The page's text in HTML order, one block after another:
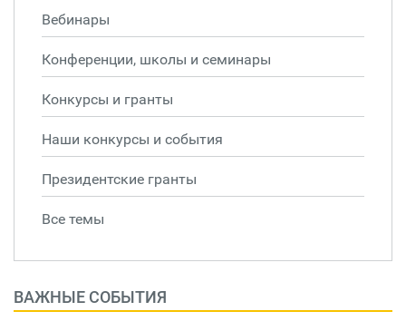
Вебинары
Конференции, школы и семинары
Конкурсы и гранты
Наши конкурсы и события
Президентские гранты
Все темы
ВАЖНЫЕ СОБЫТИЯ